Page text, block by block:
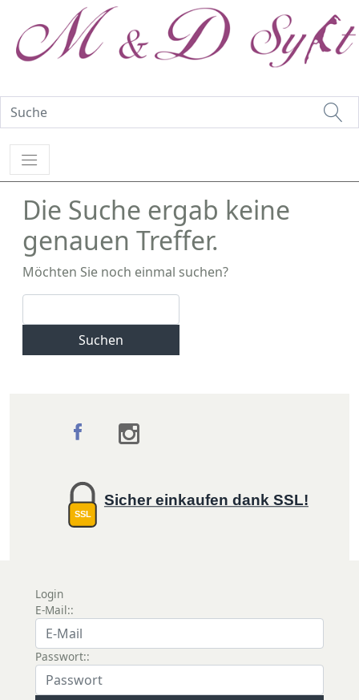
Die Suche ergab keine
genauen Treffer.
Möchten Sie noch einmal suchen?
Suchen
SSL
Sicher einkaufen dank SSL!
Login
E-Mail::
Passwort::